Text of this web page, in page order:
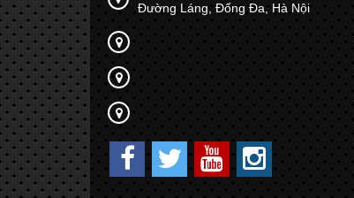
Đường Láng, Đống Đa, Hà Nội